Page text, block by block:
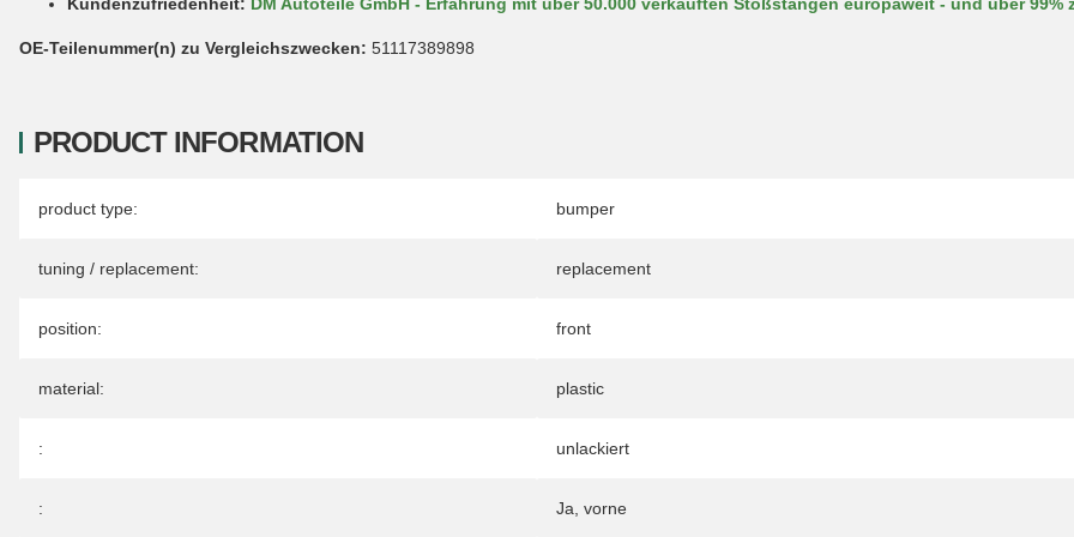
PRODUCT INFORMATION
Item information
Value
product type: bumper
tuning / replacement: replacement
position: front
material: plastic
: unlackiert
: Ja, vorne
OE-Teilenummer(n) zu Vergleichszwecken: 51117389898